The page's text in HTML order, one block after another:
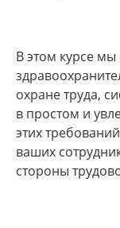
В этом курсе
охране труда,
в простом и
этих
ваших
стороны